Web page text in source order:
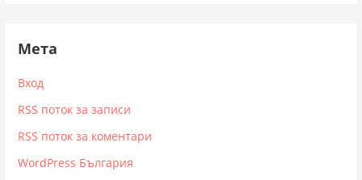
Мета
Вход
RSS поток за записи
RSS поток за коментари
WordPress България